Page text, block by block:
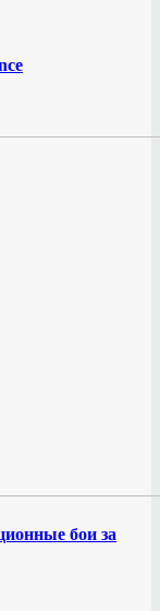
бои за